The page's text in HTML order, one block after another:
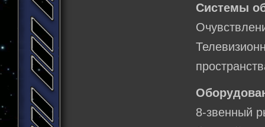
Системы
8-звенный